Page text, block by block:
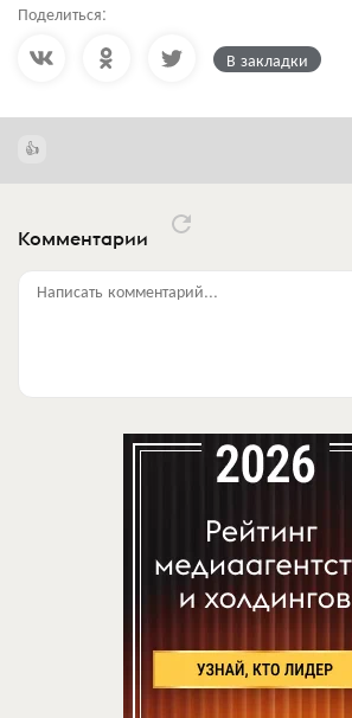
Поделиться:
В закладки
Комментарии
Написать комментарий...